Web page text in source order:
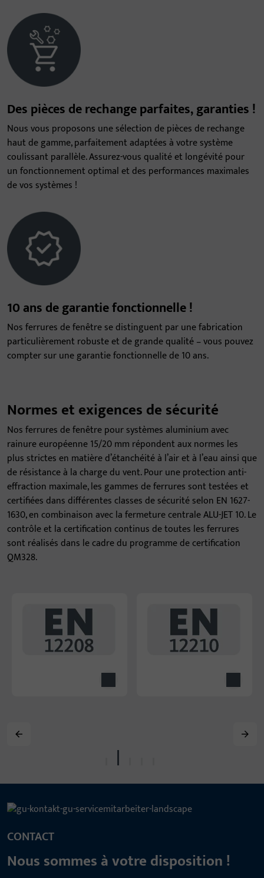
Des pièces de rechange parfaites, garanties !
Nous vous proposons une sélection de pièces de rechange
haut de gamme, parfaitement adaptées à votre système
coulissant parallèle. Assurez-vous qualité et longévité pour
un fonctionnement optimal et des performances maximales
de vos systèmes !
10 ans de garantie fonctionnelle !
Nos ferrures de fenêtre se distinguent par une fabrication
particulièrement robuste et de grande qualité – vous pouvez
compter sur une garantie fonctionnelle de 10 ans.
Normes et exigences de sécurité
Nos ferrures de fenêtre pour systèmes aluminium avec
rainure européenne 15/20 mm répondent aux normes les
plus strictes en matière d’étanchéité à l’air et à l’eau ainsi que
de résistance à la charge du vent. Pour une protection anti-
effraction maximale, les gammes de ferrures sont testées et
certifiées dans différentes classes de sécurité selon EN 1627-
1630, en combinaison avec la fermeture centrale ALU-JET 10. Le
contrôle et la certification continus de toutes les ferrures
sont réalisés dans le cadre du programme de certification
QM328.
CONTACT
Nous sommes à votre disposition !